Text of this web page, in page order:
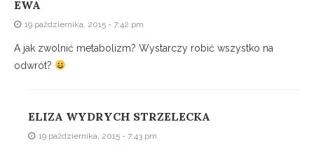
EWA
19 października, 2015 - 7:42 pm
A jak zwolnić metabolizm? Wystarczy robić wszystko na
odwrót?
ELIZA WYDRYCH STRZELECKA
19 października, 2015 - 7:43 pm